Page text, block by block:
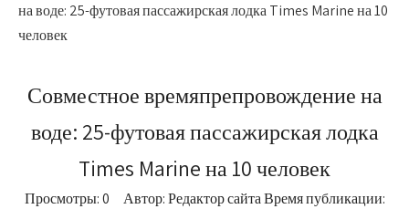
на воде: 25-футовая пассажирская лодка Times Marine на 10
человек
Совместное времяпрепровождение на
воде: 25-футовая пассажирская лодка
Times Marine на 10 человек
Просмотры:0 Автор: Редактор сайта Время публикации: